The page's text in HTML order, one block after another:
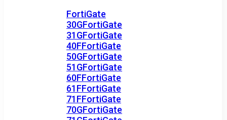
FortiGate
30GFortiGate
31GFortiGate
40FFortiGate
50GFortiGate
51GFortiGate
60FFortiGate
61FFortiGate
71FFortiGate
70GFortiGate